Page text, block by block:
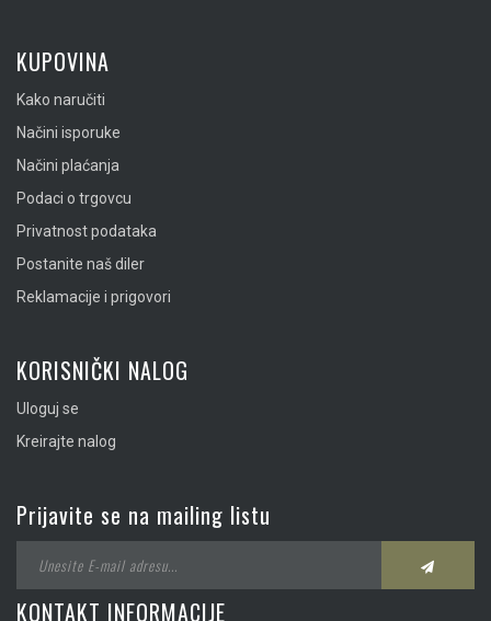
KUPOVINA
Kako naručiti
Načini isporuke
Načini plaćanja
Podaci o trgovcu
Privatnost podataka
Postanite naš diler
Reklamacije i prigovori
KORISNIČKI NALOG
Uloguj se
Kreirajte nalog
Prijavite se na mailing listu
KONTAKT INFORMACIJE